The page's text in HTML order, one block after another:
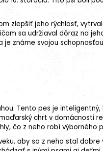
zlepšiť jeho rýchlosť,
sa udržiaval dôraz na
je známe svojou
Tento pes je
chrt v domácnosti
čo z neho robí výborného
aby sa z neho stal dobre